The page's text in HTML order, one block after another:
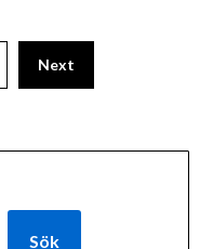
Next
Sök